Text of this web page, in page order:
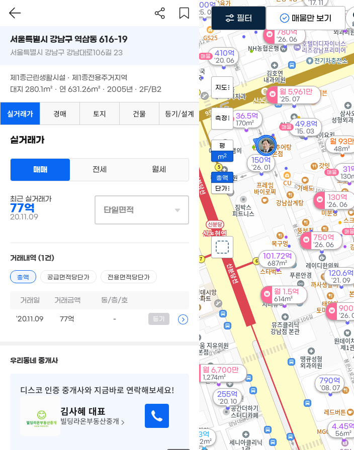
410억
'20. 06
매물
780억
'26. 06
매물
매물
750억
'26. 06
130억
'26. 06
36.5억
170m²
매물
49.8억
'15. 03
매물
31
매물
300억
'25. 02
매물
월 93만
48m²
900
'26.
월 6,700만
1,274m²
월 1.5억
614m²
150억
'26. 01
월 5,961만
'25. 07
월
0m²
4.45억
56m²
101.72억
687m²
120.6억
'21. 09
3억
52m²
255억
'20. 10
'17. 11
790억
'08. 07
지도
측정
평
m2
총액
단가
필터 매물만 보기
서울특별시 강남구 역삼동 616-19
서울특별시 강남구 강남대로106길 23
제1종근린생활시설 · 제1종전용주거지역
대지 280.1m² · 연 631.26m² · 2005년 · 2F/B2
실거래가 경매 토지 건물 등기/설계
실거래가
매매 전세 월세
최근 실거래가
77억
20.11.09
단일면적
거래내역 (1건)
총액 공급면적당단가 전용면적당단가
거래일 거래금액 동/층/호
'20.11.09 77억 - 등기
우리동네 중개사
디스코 인증 중개사와 지금바로 연락해보세요!
김사혜 대표
빌딩라온부동산중개